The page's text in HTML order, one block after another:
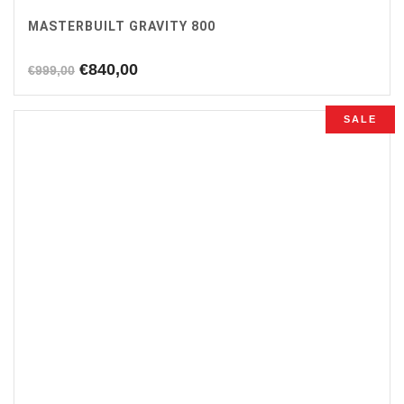
MASTERBUILT GRAVITY 800
€999,00 Oorspronkelijke
was:
€840,00Huidige
is:
SALE